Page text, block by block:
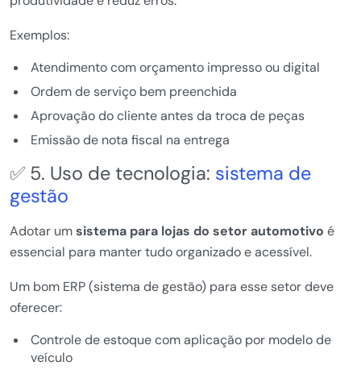
Exemplos:
Atendimento com orçamento impresso ou digital
Ordem de serviço bem preenchida
Aprovação do cliente antes da troca de peças
Emissão de nota fiscal na entrega
✅ 5. Uso de tecnologia: sistema de
gestão
Adotar umsistema para lojas do setor automotivo é
essencial para manter tudo organizado e acessível.
Um bom ERP (sistema de gestão) para esse setor deve
oferecer:
Controle de estoque com aplicação por modelo de
veículo